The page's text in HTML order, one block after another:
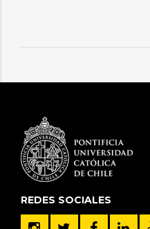
REDES SOCIALES